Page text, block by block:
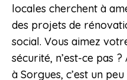
locales cherchent à
des projets de
social. Vous aimez
sécurité, n’est-ce pas
à Sorgues, c’est un